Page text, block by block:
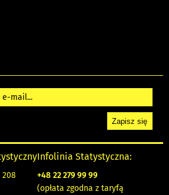
Infolinia Statystyczna:
+48 22 279 99 99
(opłata zgodna z taryfą